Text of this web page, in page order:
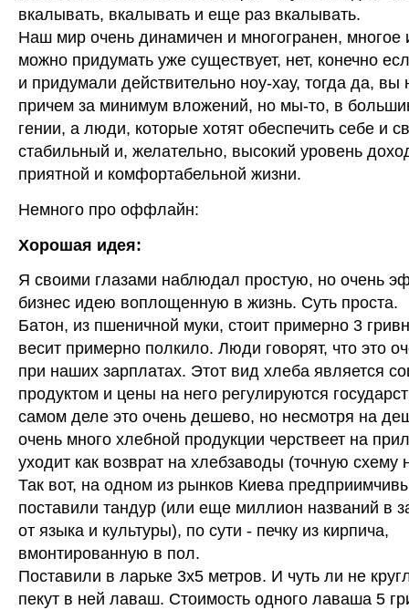
вкалывать, вкалывать и еще раз вкалывать.
Наш мир очень динамичен и многогранен, многое
можно придумать уже существует, нет, конечно
и придумали действительно ноу-хау, тогда да, вы
причем за минимум вложений, но мы-то, в
гении, а люди, которые хотят обеспечить себе и
стабильный и, желательно, высокий уровень
приятной и комфортабельной жизни.
Немного про оффлайн:
Хорошая идея:
Я своими глазами наблюдал простую, но очень
бизнес идею воплощенную в жизнь. Суть проста.
Батон, из пшеничной муки, стоит примерно 3
весит примерно полкило. Люди говорят, что это
при наших зарплатах. Этот вид хлеба является
продуктом и цены на него регулируются
самом деле это очень дешево, но несмотря на
очень много хлебной продукции черствеет на
уходит как возврат на хлебзаводы (точную схему
Так вот, на одном из рынков Киева
поставили тандур (или еще миллион названий в
от языка и культуры), по сути - печку из кирпича,
вмонтированную в пол.
Поставили в ларьке 3х5 метров. И чуть ли не
пекут в ней лаваш. Стоимость одного лаваша 5